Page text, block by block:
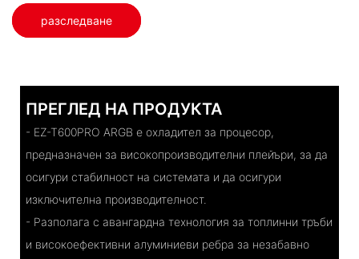
разследване
ПРЕГЛЕД НА ПРОДУКТА
- EZ-T600PRO ARGB е охладител за процесор,
предназначен за високопроизводителни плейъри, за да
осигури стабилност на системата и да осигури
изключителна производителност.
- Разполага с авангардна технология за топлинни тръби
и високоефективни алуминиеви ребра за незабавно